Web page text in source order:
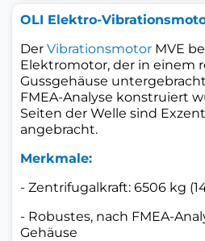
OLI Elektro-
Der Vibrationsmotor MVE
Elektromotor, der in einem
Gussgehäuse
FMEA-Analyse konstruiert
Seiten der Welle sind
angebracht.
Merkmale:
- Zentrifugalkraft: 6506 kg
- Robustes, nach FMEA-
Gehäuse